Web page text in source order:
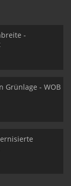
-
Grünlage - WOB